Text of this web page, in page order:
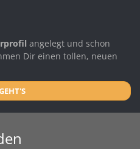
angelegt und schon
Dir einen tollen, neuen